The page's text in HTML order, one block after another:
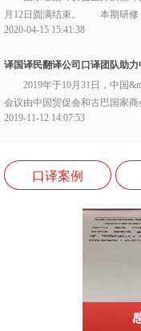
月12日圆满结束。 本期研修
2020-04-15 15:41:38
译国译民翻译公司口译团队助
2019年于10月31日，中国
会议由中国贸促会和古巴国家商
2019-11-12 14:07:53
《悠长假日》 作者：阿
者：黎志萍 本期为大家推荐
2019-10-23 10:17:13
译国译民助力第六届丝绸之路
10月15日至20日，由国家电影
口译案例